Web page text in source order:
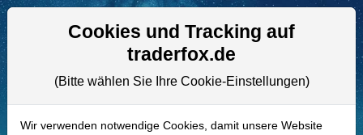
Aktien- und Artikelsuche
A1W15D | ANIP–ANI
Cookies und Tracking auf
traderfox.de
(Bitte wählen Sie Ihre Cookie-Einstellungen)
Wir verwenden notwendige Cookies, damit unsere Website